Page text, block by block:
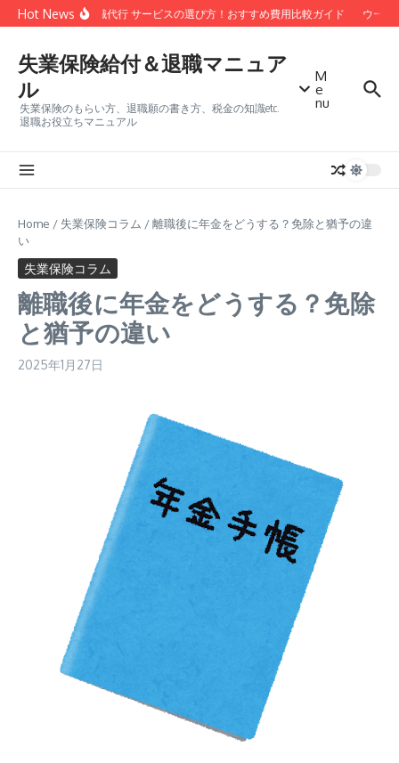
コンテンツへスキップ
Hot News安い 退職代行 サービスの選び方！おすすめ費用比較ガイド ウーバ
失業保険給付＆退職マニュア
ル
失業保険のもらい方、退職願の書き方、税金の知識etc.
退職お役立ちマニュアル
M
e
nu
Home / 失業保険コラム /離職後に年金をどうする？免除と猶予の違
い
失業保険コラム
離職後に年金をどうする？免除
と猶予の違い
2025年1月27日